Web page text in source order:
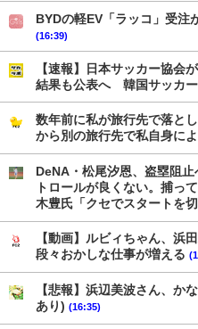
BYDの軽EV「ラッコ」受
(16:39)
【速報】日本サッカー協会
結果も公表へ 韓国サッカー
数年前に私が旅行先で落と
から別の旅行先で私自身に
DeNA・松尾汐恩、盗塁阻
トロールが良くない。捕っ
木豊氏「クセでスタートを
【動画】ルビィちゃん、浜
段々おかしな仕事が増える
【悲報】浜辺美波さん、か
あり) (16:35)